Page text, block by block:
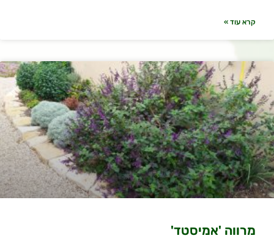
קרא עוד »
מרווה 'אמיסטד'